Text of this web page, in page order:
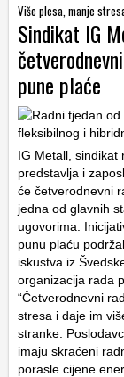
Više plesa, manje
Sindikat IG
pune plaće
IG Metall, sindikat
predstavlja i
će četverodnevni
jedna od glavnih
ugovorima.
punu plaću
iskustva iz
organizacija rada
“Četverodnevni
stresa i daje im
stranke.
imaju skraćeni
porasle cijene